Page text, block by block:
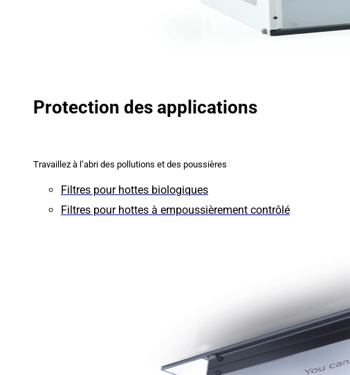
Protection des applications
Travaillez à l’abri des pollutions et des poussières
Filtres pour hottes biologiques
Filtres pour hottes à empoussièrement contrôlé